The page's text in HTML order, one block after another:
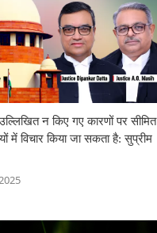
न किए गए कारणों पर सीमित
में विचार किया जा सकता है: सुप्रीम